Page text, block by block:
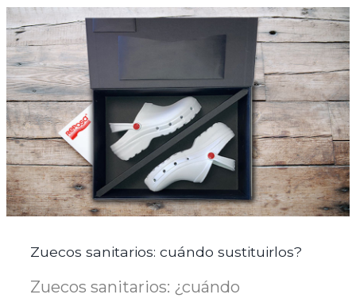
Zuecos sanitarios: cuándo sustituirlos?
Zuecos sanitarios: ¿cuándo